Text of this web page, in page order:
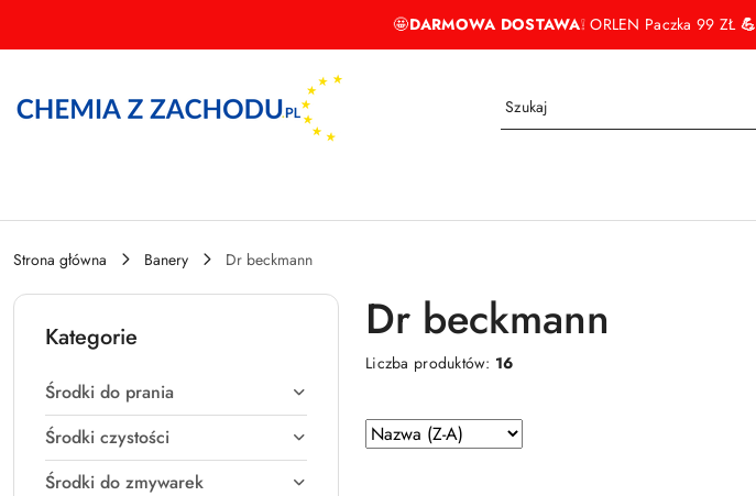
🤩DARMOWA DOSTAWA❕ ORLEN Paczka 99 ZŁ💪
Strona główna Banery Dr beckmann
Kategorie
Środki do prania
Środki czystości
Środki do zmywarek
Dr beckmann
Liczba produktów: 16
Zastosowano
sortowanie:
Sortuj
według